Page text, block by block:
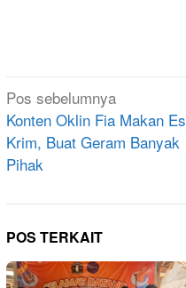
Navigasi
pos
Pos sebelumnya
Konten Oklin Fia Makan Es
Krim, Buat Geram Banyak
Pihak
POS TERKAIT